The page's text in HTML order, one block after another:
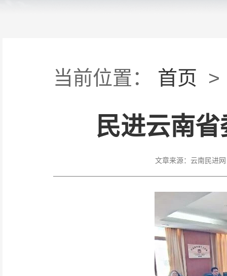
当前位置： 首页 >
民进云南
文章来源： 云南民进网